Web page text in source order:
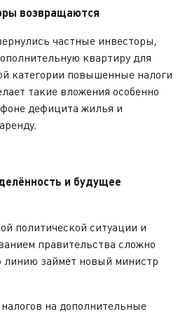
возвращаются
частные инвесторы,
квартиру для
категории повышенные налоги
такие вложения особенно
дефицита жилья и
и будущее
политической ситуации и
правительства сложно
линию займёт новый министр
на дополнительные